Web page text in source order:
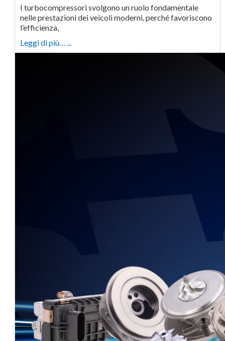
I turbocompressori svolgono un ruolo fondamentale
nelle prestazioni dei veicoli moderni, perché favoriscono
l’efficienza,
Leggi di più… ...